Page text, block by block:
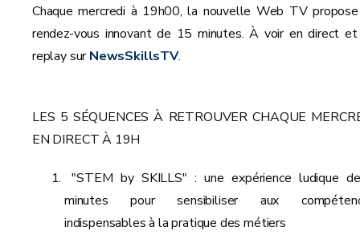
Chaque mercredi à 19h00, la nouvelle Web TV
rendez-vous innovant de 15 minutes. À voir en direct
replay surNewsSkillsTV.
LES 5 SÉQUENCES À RETROUVER CHAQUE
EN DIRECT À 19H
"STEM by SKILLS" : une expérience ludique
minutes pour sensibiliser aux
indispensables à la pratique des métiers